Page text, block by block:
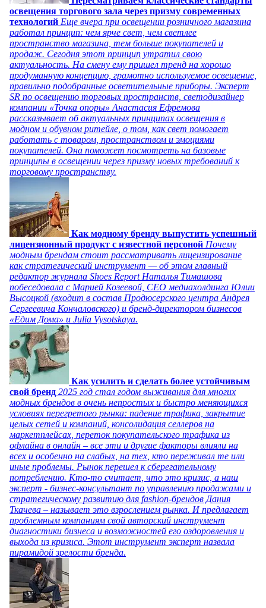
освещения торгового зала через призму современных
технологий Еще вчера при освещении розничного магазина
работал принцип: чем ярче свет, чем светлее
пространство магазина, тем больше покупателей и
продаж. Сегодня этот принцип утратил свою
актуальность. На смену ему пришел тренд на хорошо
продуманную концепцию, грамотно используемое освещение,
правильно подобранные осветительные приборы. Эксперт
SR по освещению торговых пространств, светодизайнер
компании «Точка опоры» Анастасия Ефремова
рассказывает об актуальных принципах освещения в
модном и обувном ритейле, о том, как свет помогает
работать с товаром, пространством и эмоциями
покупателей. Она поможет посмотреть на базовые
принципы в освещении через призму новых требований к
торговому пространству.
Как модному бренду выпустить успешный
лицензионный продукт с известной персоной Почему
модным брендам стоит рассматривать лицензирование
как стратегический инструмент — об этом главный
редактор журнала Shoes Report Наталья Тимашова
побеседовала с Марией Козеевой, СЕО медиахолдинга Юлии
Высоцкой (входит в состав Продюсерского центра Андрея
Сергеевича Кончаловского) и бренд-директором бизнесов
«Едим Дома» и Julia Vysotskaya.
Как усилить и сделать более устойчивым
свой бренд 2025 год стал годом выживания для многих
модных брендов в очень непростых и быстро меняющихся
условиях перегретого рынка: падение трафика, закрытие
целых сетей и компаний, консолидация селлеров на
маркетплейсах, переток покупательского трафика из
офлайна в онлайн – все эти и другие факторы влияли на
всех и особенно на слабых, на тех, кто переживал те или
иные проблемы. Рынок перешел к сберегательному
потреблению. Кто-то считает, что это кризис, а наш
эксперт - бизнес-консультант по управлению продажами и
стратегическому развитию для fashion-брендов Дания
Ткачева – называет это взрослением рынка. И предлагает
проблемным компаниям свой авторский инструмент
диагностики бизнеса и возможностей его оздоровления и
выхода из кризиса. Этот инструмент эксперт назвала
пирамидой зрелости бренда.